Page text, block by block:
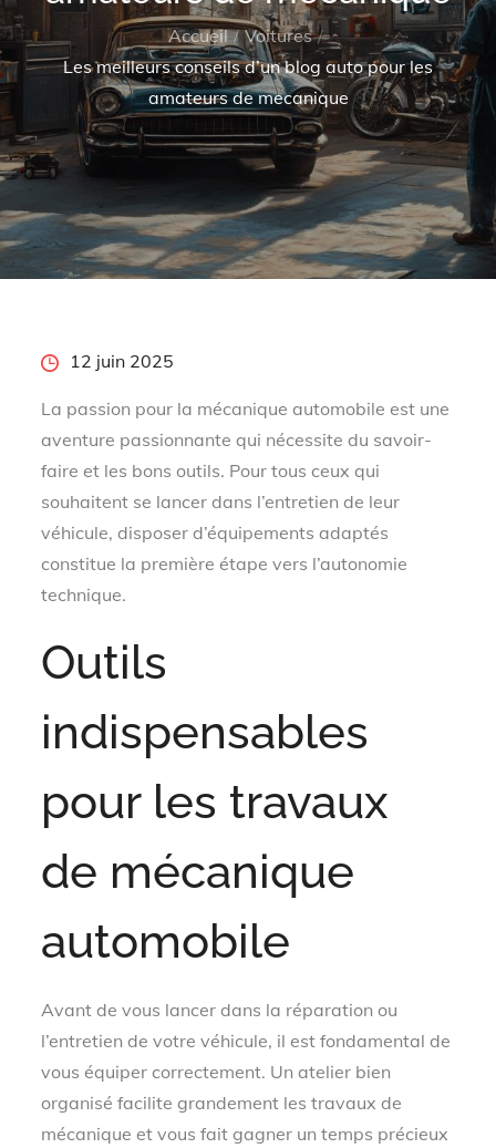
Accueil
Voitures
Les meilleurs conseils d’un blog auto pour les
amateurs de mecanique
Posted12 juin 2025
La passion pour la mécanique automobile est une
aventure passionnante qui nécessite du savoir-
faire et les bons outils. Pour tous ceux qui
souhaitent se lancer dans l’entretien de leur
véhicule, disposer d’équipements adaptés
constitue la première étape vers l’autonomie
technique.
Outils
indispensables
pour les travaux
de mécanique
automobile
Avant de vous lancer dans la réparation ou
l’entretien de votre véhicule, il est fondamental de
vous équiper correctement. Un atelier bien
organisé facilite grandement les travaux de
mécanique et vous fait gagner un temps précieux